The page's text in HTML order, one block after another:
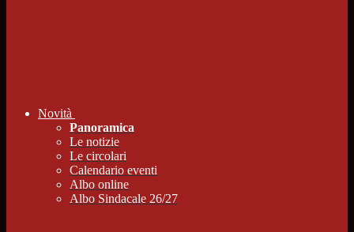
Novità
Panoramica
Le notizie
Le circolari
Calendario eventi
Albo online
Albo Sindacale 26/27